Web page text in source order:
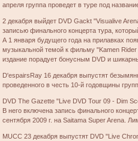
апреля группа проведет в туре под
2 декабря выйдет DVD Gackt "Visualive
записью финального концерта тура,
А 1 января будущего года на прилавках
музыкальной темой к фильму "Kamen
издание порадует бонусным DVD и
D'espairsRay 16 декабря выпустят
проведенного в честь 10-й годовщины
DVD The Gazette "Live DVD Tour 09 - Dim
В него включена запись финального
сентября 2009 г. на Saitama Super Arena.
MUCC 23 декабря выпустят DVD "Live